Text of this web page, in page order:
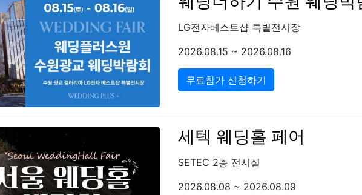
LG전자베스트샵 특별전시장
2026.08.15 ~ 2026.08.16
무료참가 신청하기
세텍 웨딩홀 페어
SETEC 2층 전시실
2026.08.08 ~ 2026.08.09